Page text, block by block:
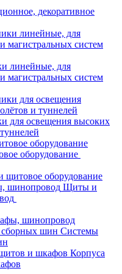
декоративное
линейные, для
магистральных систем
для освещения высоких
оборудование
щитовое оборудование
Щиты и
шинопровод
Системы
Корпуса